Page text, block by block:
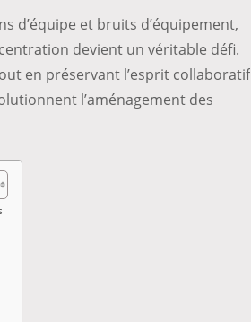
d’équipe et bruits d’équipement,
devient un véritable défi.
en préservant l’esprit collaboratif
l’aménagement des